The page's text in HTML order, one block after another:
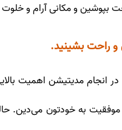
و مکانی آرام و خلوت
راحت بشینید.
انجام مدیتیشن اهمیت
به خودتون می‌دین.